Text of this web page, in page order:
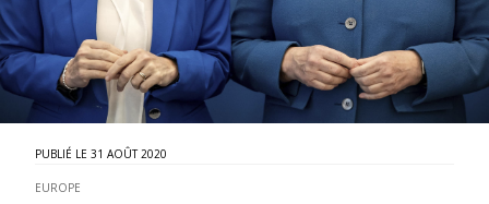
31 AOÛT 2020
EUROPE